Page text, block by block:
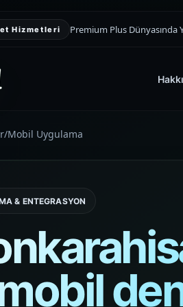
Hizmetleri Premium Plus Dünyasında
yükselten, teklif
gösteren premium web
kuruyoruz.
/Mobil Uygulama
& ENTEGRASYON